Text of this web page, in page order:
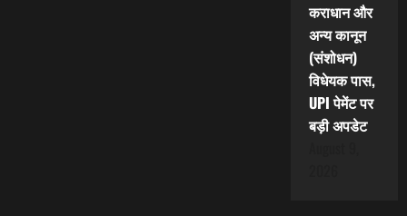
कराधान और
अन्य कानून
(संशोधन)
विधेयक पास,
UPI पेमेंट पर
बड़ी अपडेट